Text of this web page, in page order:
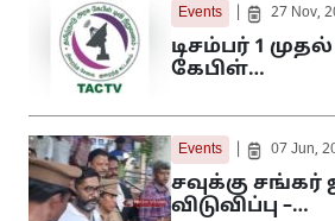
Events 27 Nov,
டிசம்பர் 1
கேபிள்…
Events 07 Jun,
சவுக்கு சங்கர்
விடுவிப்பு –…